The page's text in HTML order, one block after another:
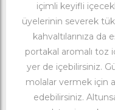
içimli keyifli
üyelerinin severek
kahvaltılarınıza
portakal aromalı toz
yer de içebilirsiniz.
molalar vermek için
edebilirsiniz.